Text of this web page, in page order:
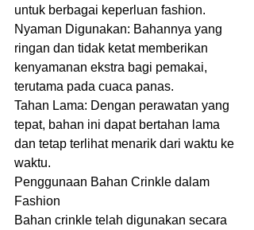
untuk berbagai keperluan fashion.
Nyaman Digunakan: Bahannya yang
ringan dan tidak ketat memberikan
kenyamanan ekstra bagi pemakai,
terutama pada cuaca panas.
Tahan Lama: Dengan perawatan yang
tepat, bahan ini dapat bertahan lama
dan tetap terlihat menarik dari waktu ke
waktu.
Penggunaan Bahan Crinkle dalam
Fashion
Bahan crinkle telah digunakan secara